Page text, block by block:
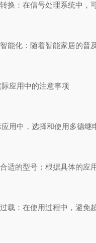
：在信号处理系统中，可
化：随着智能家居的普及
用中的注意事项
中，选择和使用多德继
的型号：根据具体的应用
：在使用过程中，避免超